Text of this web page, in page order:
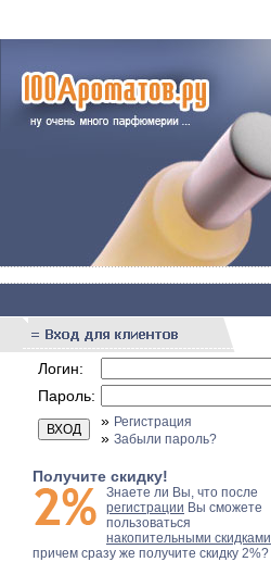
Логин:
Пароль:
» Регистрация
» Забыли пароль?
Получите скидку!
Знаете ли Вы, что после
регистрации Вы сможете
пользоваться
накопительными скидками
причем сразу же получите скидку 2%?